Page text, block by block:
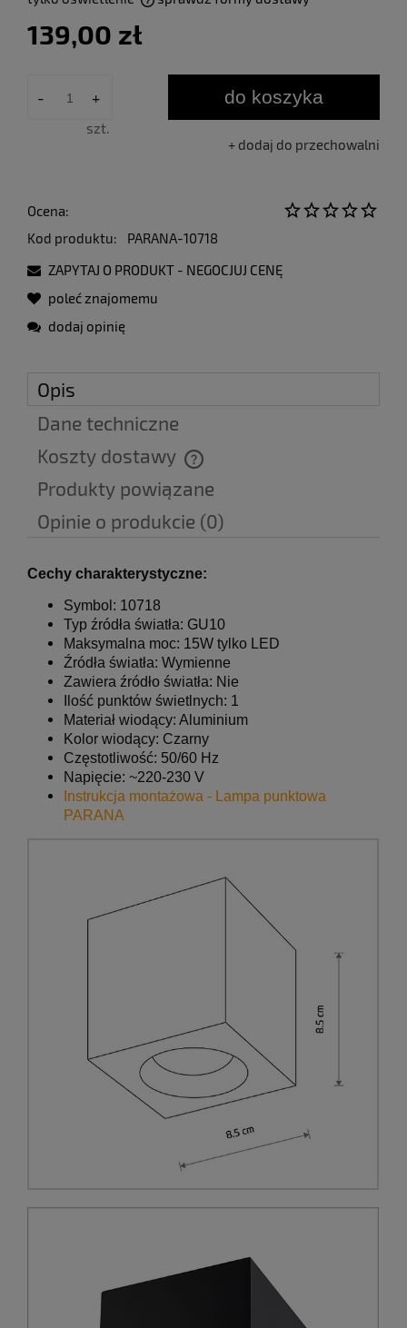
139,00 zł
- +
szt.
do koszyka
dodaj do przechowalni
Ocena:
Kod produktu:
PARANA-10718
ZAPYTAJ O PRODUKT - NEGOCJUJ CENĘ
poleć znajomemu
dodaj opinię
Opis
Dane techniczne
Koszty dostawy
Cena nie zawiera ewentualnych kosztów płatności
Produkty powiązane
Opinie o produkcie (0)
Cechy charakterystyczne:
Symbol: 10718
Typ źródła światła: GU10
Maksymalna moc: 15W tylko LED
Źródła światła: Wymienne
Zawiera źródło światła: Nie
Ilość punktów świetlnych: 1
Materiał wiodący: Aluminium
Kolor wiodący: Czarny
Częstotliwość: 50/60 Hz
Napięcie: ~220-230 V
Instrukcja montażowa - Lampa punktowa
PARANA